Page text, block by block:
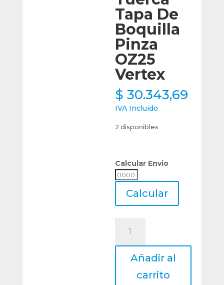
Tapa De
Boquilla
Pinza
OZ25
Vertex
$ 30.343,69
IVA Incluido
2 disponibles
Calcular Envio
Calcular
Calcular
Para
Tuerca
Tapa
Boquilla
Añadir al
carrito